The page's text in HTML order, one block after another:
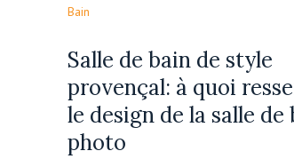
Bain
Salle de bain de style
provençal: à quoi
le design de la salle de
photo